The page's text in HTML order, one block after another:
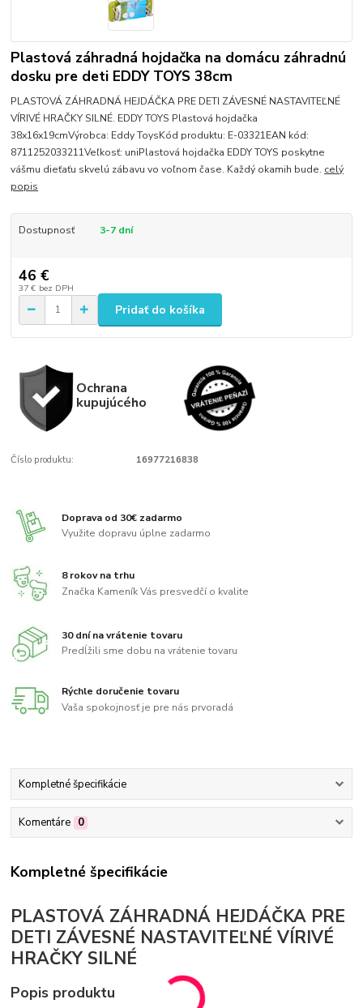
Plastová záhradná hojdačka na domácu záhradnú
dosku pre deti EDDY TOYS 38cm
PLASTOVÁ ZÁHRADNÁ HEJDÁČKA PRE DETI ZÁVESNÉ NASTAVITEĽNÉ
VÍRIVÉ HRAČKY SILNÉ. EDDY TOYS Plastová hojdačka
38x16x19cmVýrobca: Eddy ToysKód produktu: E-03321EAN kód:
8711252033211Veľkosť: uniPlastová hojdačka EDDY TOYS poskytne
vášmu dieťaťu skvelú zábavu vo voľnom čase. Každý okamih bude. celý
popis
Dostupnosť 3-7 dní
46 €
37 € bez DPH
Pridať do košíka
Ochrana
kupujúcého
Číslo produktu: 16977216838
Doprava od 30€ zadarmo
Využite dopravu úplne zadarmo
8 rokov na trhu
Značka Kameník Vás presvedčí o kvalite
30 dní na vrátenie tovaru
Predĺžili sme dobu na vrátenie tovaru
Rýchle doručenie tovaru
Vaša spokojnosť je pre nás prvoradá
Kompletné špecifikácie
Komentáre 0
Kompletné špecifikácie
PLASTOVÁ ZÁHRADNÁ HEJDÁČKA PRE
DETI ZÁVESNÉ NASTAVITEĽNÉ VÍRIVÉ
HRAČKY SILNÉ
Popis produktu